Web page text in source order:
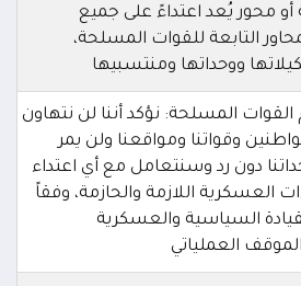
محور يُعد اعتداءً على جميع
التابعة للقوات المسلحة،
ووحداتها ومنتسبيها
المسلحة: نؤكد أننا لن نتهاون
وقواتنا ومواقعنا ولن يمر
دون رد وسنتعامل مع أي اعتداء
العسكرية اللازمة والحازمة، وفقاً
السياسية والعسكرية
العملياتي